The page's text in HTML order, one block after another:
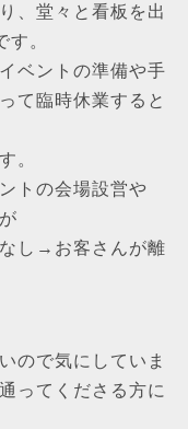
、堂々と看板を出
。
ベントの準備や手
て臨時休業すると
。
トの会場設営や
し→お客さんが離
ので気にしていま
ってくださる方に